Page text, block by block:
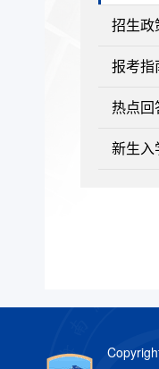
招生政
报考指
热点回
新生入